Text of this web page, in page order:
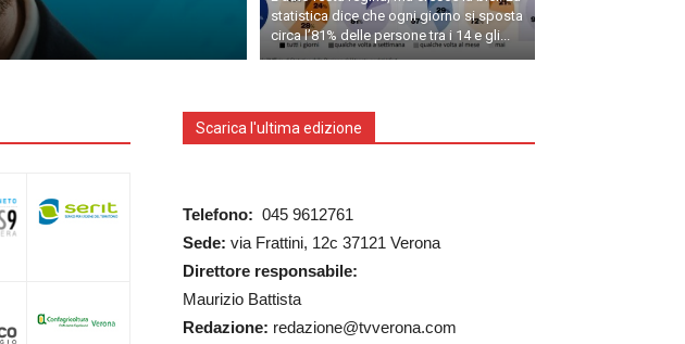
statistica dice che ogni giorno si sposta
circa l’81% delle persone tra i 14 e gli...
Scarica l'ultima edizione
Telefono: 045 9612761
Sede: via Frattini, 12c 37121 Verona
Direttore responsabile:
Maurizio Battista
Redazione: redazione@tvverona.com